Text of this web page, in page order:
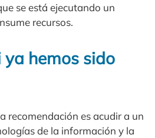
se está ejecutando un
recursos.
ya hemos sido
recomendación es acudir a un
de la información y la